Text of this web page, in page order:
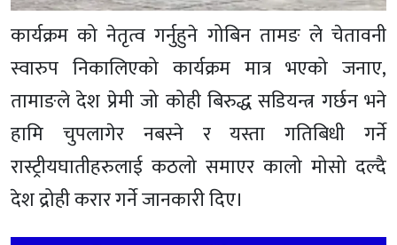
कार्यक्रम को नेतृत्व गर्नुहुने गोबिन तामङ ले चेतावनी
स्वारुप निकालिएको कार्यक्रम मात्र भएको जनाए,
तामाङले देश प्रेमी जो कोही बिरुद्ध सडियन्त्र गर्छन भने
हामि चुपलागेर नबस्ने र यस्ता गतिबिधी गर्ने
रास्ट्रीयघातीहरुलाई कठलो समाएर कालो मोसो दल्दै
देश द्रोही करार गर्ने जानकारी दिए।